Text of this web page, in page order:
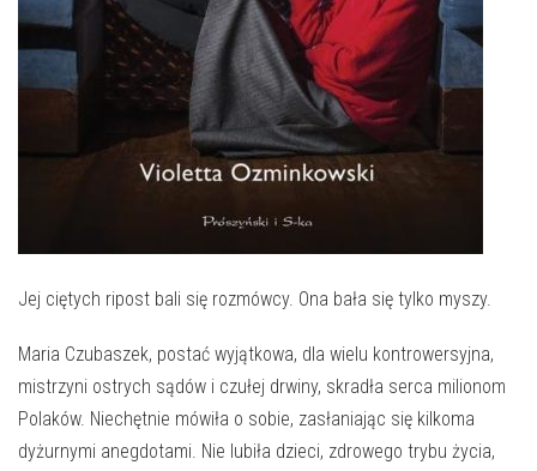
E-INFORMATOR
O NAS
Jej ciętych ripost bali się rozmówcy. Ona bała się tylko myszy.
Maria Czubaszek, postać wyjątkowa, dla wielu kontrowersyjna,
mistrzyni ostrych sądów i czułej drwiny, skradła serca milionom
Polaków. Niechętnie mówiła o sobie, zasłaniając się kilkoma
dyżurnymi anegdotami. Nie lubiła dzieci, zdrowego trybu życia,